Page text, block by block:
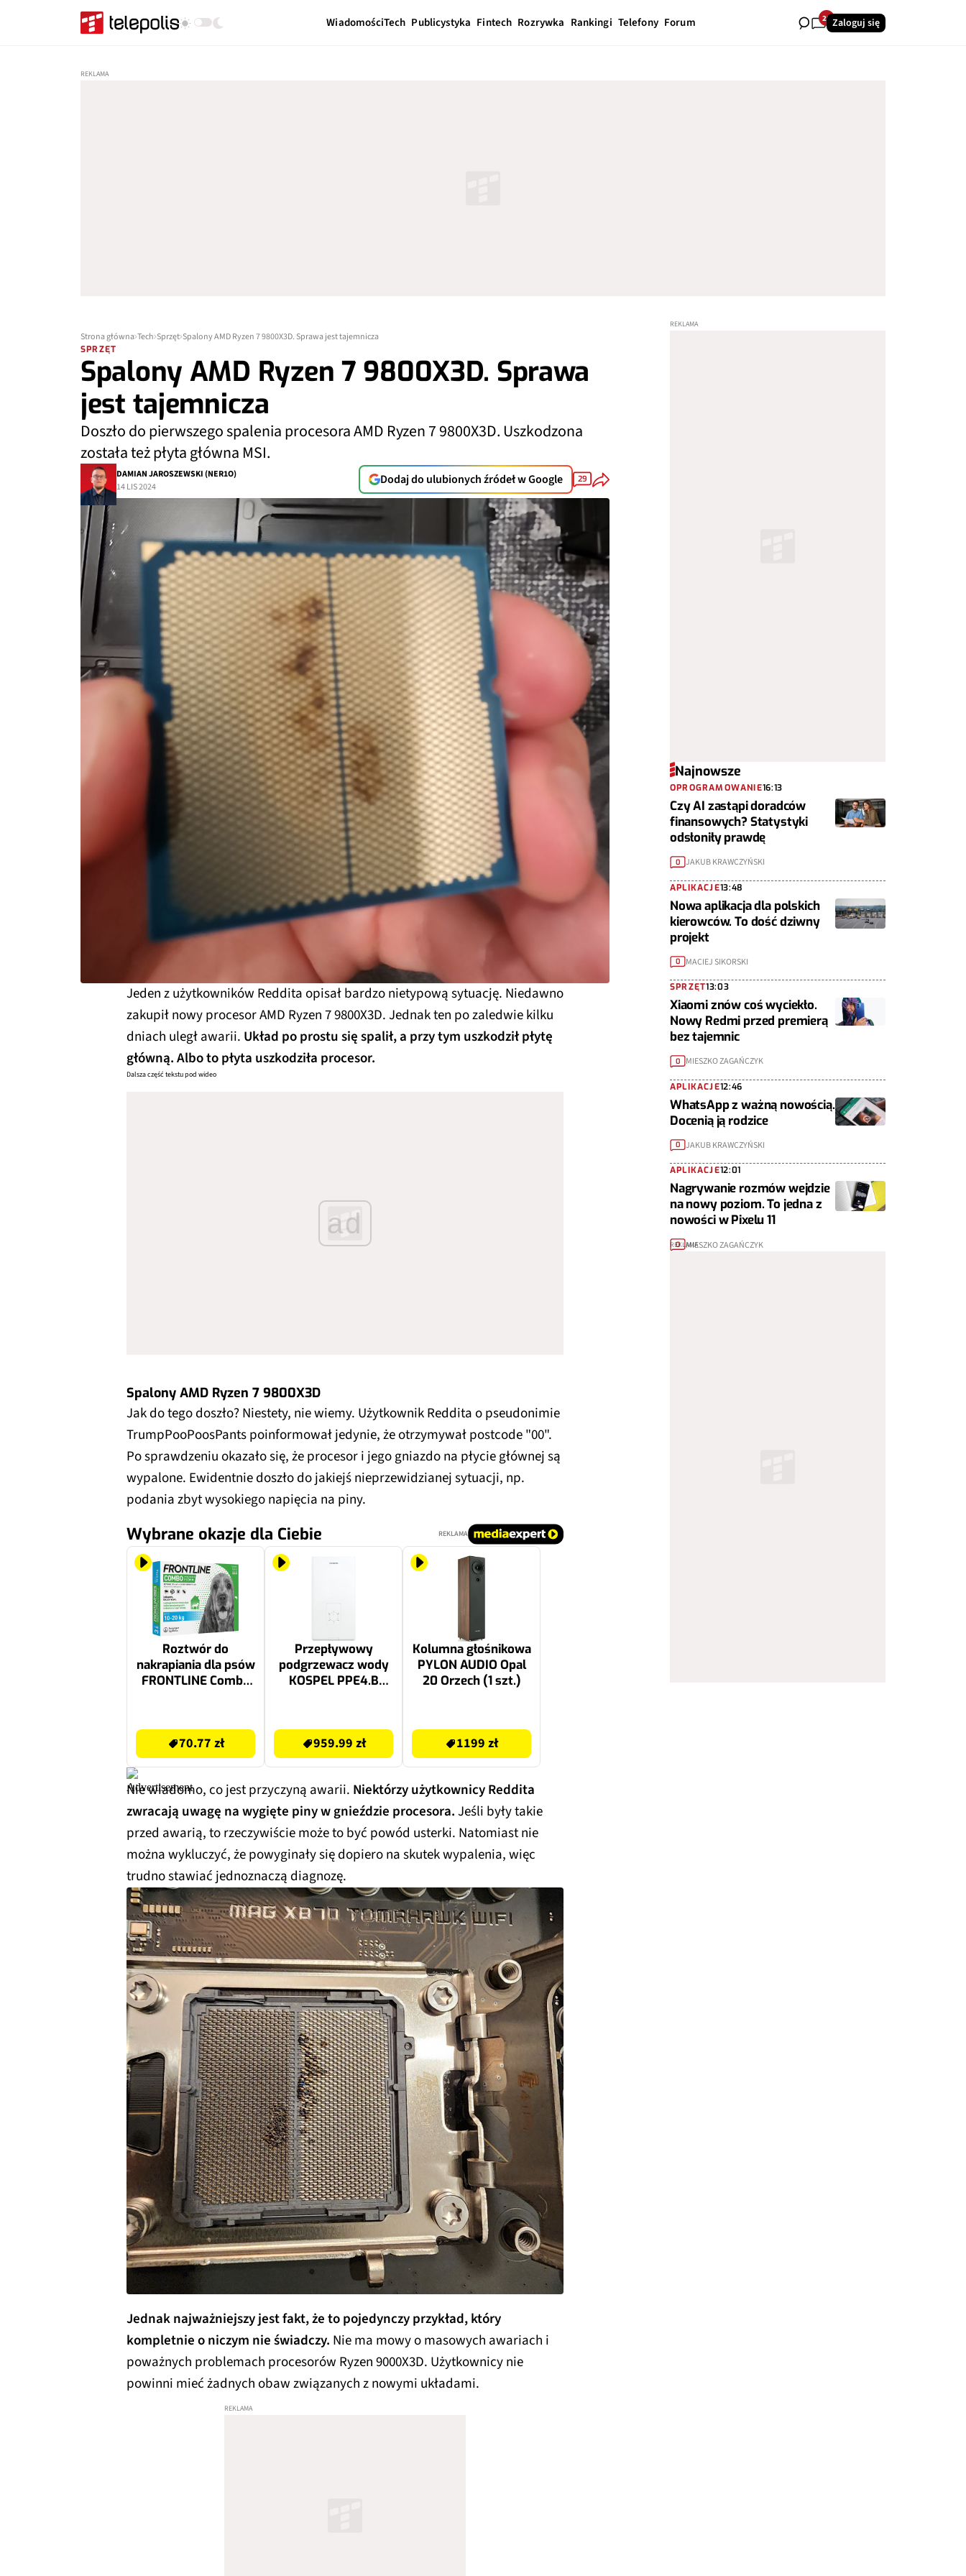
WiadomościTech Publicystyka Fintech Rozrywka Rankingi Telefony Forum 29Zaloguj się
Strona główna Tech Sprzęt Spalony AMD Ryzen 7 9800X3D. Sprawa jest tajemnicza
SPRZĘT
Spalony AMD Ryzen 7 9800X3D. Sprawa
jest tajemnicza
Doszło do pierwszego spalenia procesora AMD Ryzen 7 9800X3D. Uszkodzona
została też płyta główna MSI.
DAMIAN JAROSZEWSKI (NER1O)
14 LIS 2024
Dodaj do ulubionych źródeł w Google 29
Jeden z użytkowników Reddita opisał bardzo nietypową sytuację. Niedawno
zakupił nowy procesor AMD Ryzen 7 9800X3D. Jednak ten po zaledwie kilku
dniach uległ awarii. Układ po prostu się spalił, a przy tym uszkodził płytę
główną. Albo to płyta uszkodziła procesor.
Dalsza część tekstu pod wideo
ad
Spalony AMD Ryzen 7 9800X3D
Jak do tego doszło? Niestety, nie wiemy. Użytkownik Reddita o pseudonimie
TrumpPooPoosPants poinformował jedynie, że otrzymywał postcode "00".
Po sprawdzeniu okazało się, że procesor i jego gniazdo na płycie głównej są
wypalone. Ewidentnie doszło do jakiejś nieprzewidzianej sytuacji, np.
podania zbyt wysokiego napięcia na piny.
Wybrane okazje dla Ciebie REKLAMA
Roztwór do
nakrapiania dla psów
FRONTLINE Combo
przez 12 tygodni
70.77 zł
Przepływowy
podgrzewacz wody
KOSPEL PPE4.B
959.99 zł
Kolumna głośnikowa
PYLON AUDIO Opal
20 Orzech (1 szt.)
1199 zł
Nie wiadomo, co jest przyczyną awarii. Niektórzy użytkownicy Reddita
zwracają uwagę na wygięte piny w gnieździe procesora.Jeśli były takie
przed awarią, to rzeczywiście może to być powód usterki. Natomiast nie
można wykluczyć, że powyginały się dopiero na skutek wypalenia, więc
trudno stawiać jednoznaczą diagnozę.
Jednak najważniejszy jest fakt, że to pojedynczy przykład, który
kompletnie o niczym nie świadczy. Nie ma mowy o masowych awariach i
poważnych problemach procesorów Ryzen 9000X3D. Użytkownicy nie
powinni mieć żadnych obaw związanych z nowymi układami.
Najnowsze
OPROGRAMOWANIE16:13
Czy AI zastąpi doradców
finansowych? Statystyki
odsłoniły prawdę
0 JAKUB KRAWCZYŃSKI
APLIKACJE13:48
Nowa aplikacja dla polskich
kierowców. To dość dziwny
projekt
0 MACIEJ SIKORSKI
SPRZĘT13:03
Xiaomi znów coś wyciekło.
Nowy Redmi przed premierą
bez tajemnic
0 MIESZKO ZAGAŃCZYK
APLIKACJE12:46
WhatsApp z ważną nowością.
Docenią ją rodzice
0 JAKUB KRAWCZYŃSKI
APLIKACJE12:01
Nagrywanie rozmów wejdzie
na nowy poziom. To jedna z
nowości w Pixelu 11
0 MIESZKO ZAGAŃCZYK